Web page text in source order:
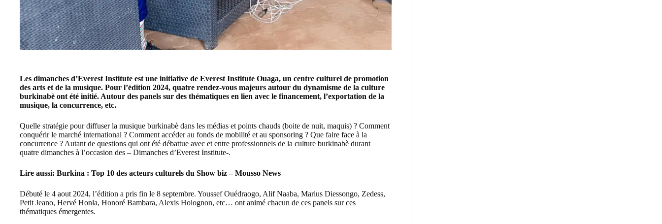
Les dimanches d’Everest Institute est une initiative de Everest Institute Ouaga, un centre culturel de promotion
des arts et de la musique. Pour l’édition 2024, quatre rendez-vous majeurs autour du dynamisme de la culture
burkinabè ont été initié. Autour des panels sur des thématiques en lien avec le financement, l’exportation de la
musique, la concurrence, etc.
Quelle stratégie pour diffuser la musique burkinabè dans les médias et points chauds (boite de nuit, maquis) ? Comment
conquérir le marché international ? Comment accéder au fonds de mobilité et au sponsoring ? Que faire face à la
concurrence ? Autant de questions qui ont été débattue avec et entre professionnels de la culture burkinabè durant
quatre dimanches à l’occasion des – Dimanches d’Everest Institute-.
Lire aussi: Burkina : Top 10 des acteurs culturels du Show biz – Mousso News
Débuté le 4 aout 2024, l’édition a pris fin le 8 septembre. Youssef Ouédraogo, Alif Naaba, Marius Diessongo, Zedess,
Petit Jeano, Hervé Honla, Honoré Bambara, Alexis Holognon, etc… ont animé chacun de ces panels sur ces
thématiques émergentes.